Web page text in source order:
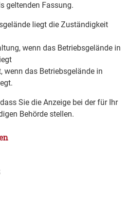
geltenden Fassung.
liegt die Zuständigkeit
wenn das Betriebsgelände in
wenn das Betriebsgelände in
Sie die Anzeige bei der für Ihr
Behörde stellen.